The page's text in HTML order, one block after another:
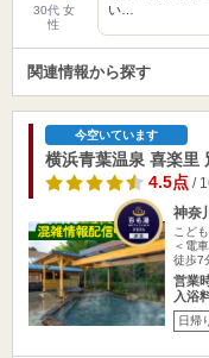
30代 女
性
い…
関連情報から探す
今空いています
横浜青葉温泉 喜楽里
4.5点/
神奈
こど
＜電
徒歩7
営業
入浴
日帰